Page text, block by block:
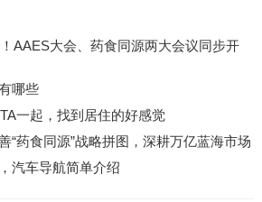
AAES大会、药食同源两大会议同步开
哪些
一起，找到居住的好感觉
“药食同源”战略拼图，深耕万亿蓝海市场
汽车导航简单介绍